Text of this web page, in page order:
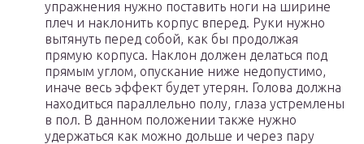
упражнения нужно поставить ноги на ширине
плеч и наклонить корпус вперед. Руки нужно
вытянуть перед собой, как бы продолжая
прямую корпуса. Наклон должен делаться под
прямым углом, опускание ниже недопустимо,
иначе весь эффект будет утерян. Голова должна
находиться параллельно полу, глаза устремлены
в пол. В данном положении также нужно
удержаться как можно дольше и через пару